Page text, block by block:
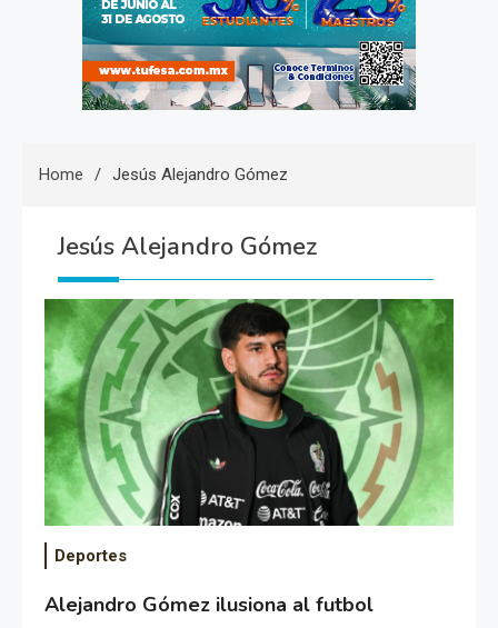
Home Jesús Alejandro Gómez
Jesús Alejandro Gómez
Deportes
Alejandro Gómez ilusiona al futbol